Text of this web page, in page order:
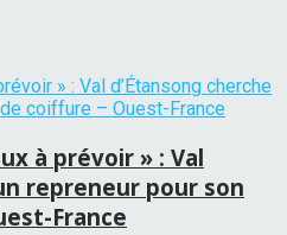
à prévoir » : Val
repreneur pour son
France